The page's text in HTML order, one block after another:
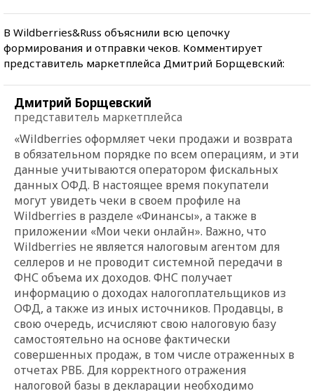
В Wildberries&Russ объяснили всю цепочку
формирования и отправки чеков. Комментирует
представитель маркетплейса Дмитрий Борщевский:
Дмитрий Борщевский
представитель маркетплейса
«Wildberries оформляет чеки продажи и возврата
в обязательном порядке по всем операциям, и эти
данные учитываются оператором фискальных
данных ОФД. В настоящее время покупатели
могут увидеть чеки в своем профиле на
Wildberries в разделе «Финансы», а также в
приложении «Мои чеки онлайн». Важно, что
Wildberries не является налоговым агентом для
селлеров и не проводит системной передачи в
ФНС объема их доходов. ФНС получает
информацию о доходах налогоплательщиков из
ОФД, а также из иных источников. Продавцы, в
свою очередь, исчисляют свою налоговую базу
самостоятельно на основе фактически
совершенных продаж, в том числе отраженных в
отчетах РВБ. Для корректного отражения
налоговой базы в декларации необходимо